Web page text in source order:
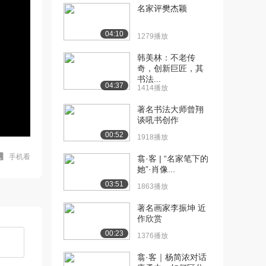
手机看
04:10
名家评樊杰颖
1279播放
04:37
韩美林：不老传
奇，创新巨匠，其
书法...
1414播放
00:52
著名书法大师曾翔
谈吼书创作
1918播放
03:51
翕·客 | “名家笔下的
她”·肖像...
1863播放
00:23
著名画家李振坤 近
作欣赏
1376播放
翕·客｜杨简浓对话